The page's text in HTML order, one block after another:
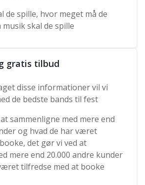
de spille, hvor meget må de
skal de spille
gratis tilbud
disse informationer vil vi
de bedste bands til fest
sammenligne med mere end
og hvad de har været
det gør vi ved at
mere end 20.000 andre kunder
tilfredse med at booke